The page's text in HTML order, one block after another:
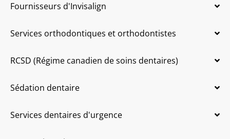
Fournisseurs d'Invisalign
Services orthodontiques et orthodontistes
RCSD (Régime canadien de soins dentaires)
Sédation dentaire
Services dentaires d'urgence